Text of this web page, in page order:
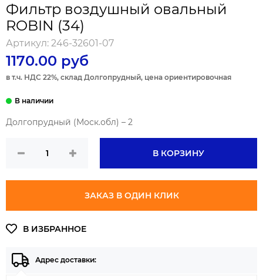
Фильтр воздушный овальный
ROBIN (34)
Артикул: 246-32601-07
1170.00 руб
в т.ч. НДС 22%, склад Долгопрудный, цена ориентировочная
Долгопрудный (Моск.обл) – 2
В КОРЗИНУ
ЗАКАЗ В ОДИН КЛИК
Адрес доставки: